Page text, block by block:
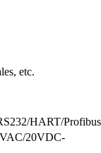
etc.
HART/Profibus
20VDC-